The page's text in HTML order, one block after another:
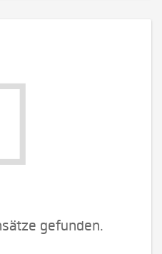
gefunden.